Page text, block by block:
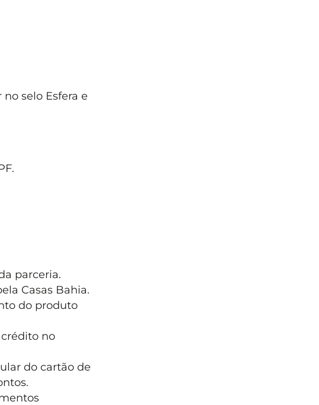
selo Esfera e
parceria.
Casas Bahia.
do produto
no
do cartão de